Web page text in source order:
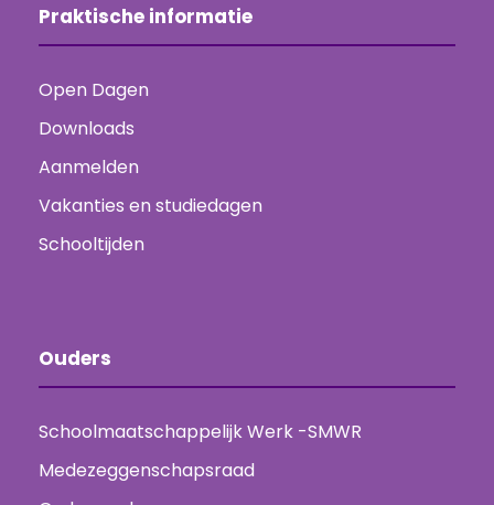
Praktische informatie
Open Dagen
Downloads
Aanmelden
Vakanties en studiedagen
Schooltijden
Ouders
Schoolmaatschappelijk Werk -SMWR
Medezeggenschapsraad